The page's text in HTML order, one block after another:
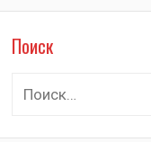
Поиск
Найти: